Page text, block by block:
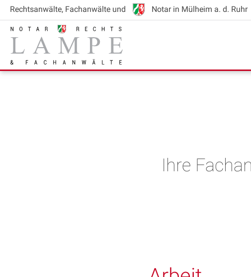
Rechtsanwälte, Fachanwälte und Notarin Mülheim a. d. Ruhr
Ihre